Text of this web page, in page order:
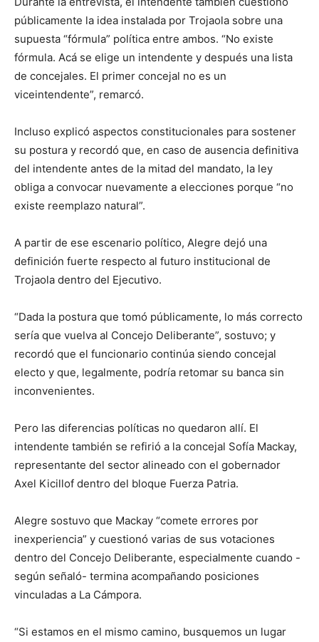
públicamente la idea instalada por Trojaola sobre una
supuesta “fórmula” política entre ambos. “No existe
fórmula. Acá se elige un intendente y después una lista
de concejales. El primer concejal no es un
viceintendente”, remarcó.
Incluso explicó aspectos constitucionales para sostener
su postura y recordó que, en caso de ausencia definitiva
del intendente antes de la mitad del mandato, la ley
obliga a convocar nuevamente a elecciones porque “no
existe reemplazo natural”.
A partir de ese escenario político, Alegre dejó una
definición fuerte respecto al futuro institucional de
Trojaola dentro del Ejecutivo.
“Dada la postura que tomó públicamente, lo más correcto
sería que vuelva al Concejo Deliberante”, sostuvo; y
recordó que el funcionario continúa siendo concejal
electo y que, legalmente, podría retomar su banca sin
inconvenientes.
Pero las diferencias políticas no quedaron allí. El
intendente también se refirió a la concejal Sofía Mackay,
representante del sector alineado con el gobernador
Axel Kicillof dentro del bloque Fuerza Patria.
Alegre sostuvo que Mackay “comete errores por
inexperiencia” y cuestionó varias de sus votaciones
dentro del Concejo Deliberante, especialmente cuando -
según señaló- termina acompañando posiciones
vinculadas a La Cámpora.
“Si estamos en el mismo camino, busquemos un lugar